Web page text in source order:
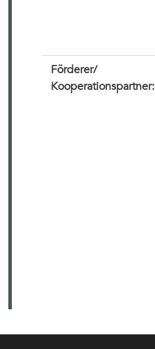
Förderer/
Kooperationspartner: